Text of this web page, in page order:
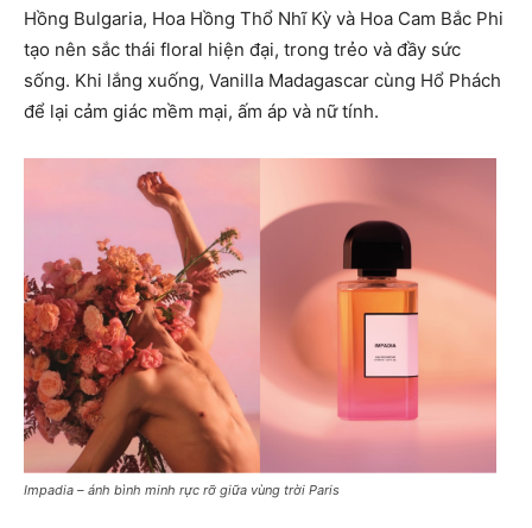
Hồng Bulgaria, Hoa Hồng Thổ Nhĩ Kỳ và Hoa Cam Bắc Phi
tạo nên sắc thái floral hiện đại, trong trẻo và đầy sức
sống. Khi lắng xuống, Vanilla Madagascar cùng Hổ Phách
để lại cảm giác mềm mại, ấm áp và nữ tính.
Impadia – ánh bình minh rực rỡ giữa vùng trời Paris